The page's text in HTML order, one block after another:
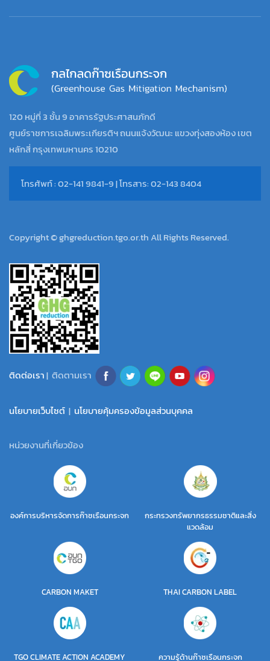
120 หมู่ที่ 3 ชั้น 9 อาคารรัฐประศาสนภักดี
ศูนย์ราชการเฉลิมพระเกียรติฯ ถนนแจ้งวัฒนะ แขวงทุ่งสองห้อง เขต
หลักสี่ กรุงเทพมหานคร 10210
โทรศัพท์ : 02-141 9841-9 | โทรสาร: 02-143 8404
Copyright © ghgreduction.tgo.or.th All Rights Reserved.
ติดต่อเรา| ติดตามเรา
นโยบายเว็บไซต์ | นโยบายคุ้มครองข้อมูลส่วนบุคคล
หน่วยงานที่เกี่ยวข้อง
องค์การบริหารจัดการก๊าซเรือนกระจก
กระทรวงทรัพยากรธรรมชาติและสิ่ง
แวดล้อม
CARBON MAKET THAI CARBON LABEL
TGO CLIMATE ACTION ACADEMY ความรู้ด้านก๊าซเรือนกระจก